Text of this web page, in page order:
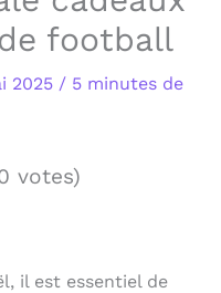
football
2025 / 5 minutes de
votes)
il est essentiel de